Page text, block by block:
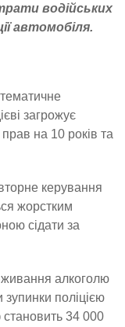
водійських
автомобіля.
загрожує
на 10 років та
керування
жорстким
сідати за
алкоголю
зупинки поліцією
становить 34 000